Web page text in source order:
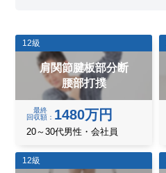
12級
肩関節腱板部分断
腰部打撲
最終
回収額
1480万円
20～30代男性・会社員
12級